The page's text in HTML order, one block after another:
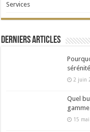
Services
Derniers articles
2 juin
Quel
gamme
15